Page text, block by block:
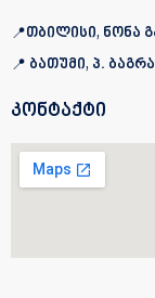
📍თბილისი, ნონა
📍 ბათუმი, პ.
კონტაქტი